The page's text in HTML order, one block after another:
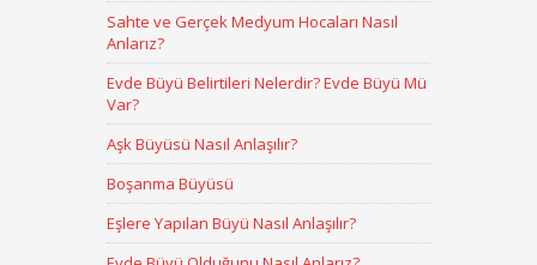
Sahte ve Gerçek Medyum Hocaları Nasıl
Anlarız?
Evde Büyü Belirtileri Nelerdir? Evde Büyü Mü
Var?
Aşk Büyüsü Nasıl Anlaşılır?
Boşanma Büyüsü
Eşlere Yapılan Büyü Nasıl Anlaşılır?